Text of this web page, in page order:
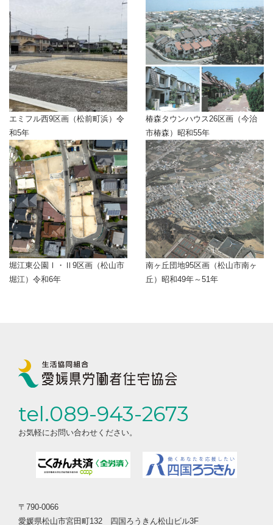
エミフル西9区画（松前町浜）令
和5年
椿森タウンハウス26区画（今治
市椿森）昭和55年
堀江東公園Ⅰ・Ⅱ9区画（松山市
堀江）令和6年
南ヶ丘団地95区画（松山市南ヶ
丘）昭和49年～51年
tel.089-943-2673
お気軽にお問い合わせください。
〒790-0066
愛媛県松山市宮田町132 四国ろうきん松山ビル3F